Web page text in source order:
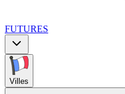
FUTURES
Villes